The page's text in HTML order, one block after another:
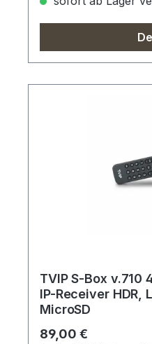
TVIP S-Box v.710
IP-Receiver HDR,
MicroSD
Regulärer Preis:
89,00 €